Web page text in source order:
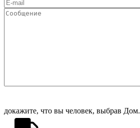
докажите, что вы человек, выбрав Дом.